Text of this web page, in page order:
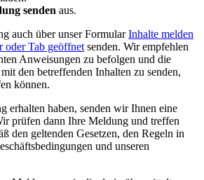
senden aus.
auch über unser FormularInhalte melden
oder Tab geöffnet senden. Wir empfehlen
Anweisungen zu befolgen und die
den betreffenden Inhalten zu senden,
können.
erhalten haben, senden wir Ihnen eine
prüfen dann Ihre Meldung und treffen
den geltenden Gesetzen, den Regeln in
und unseren